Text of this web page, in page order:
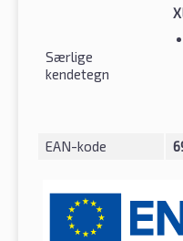
Særlige
kendetegn
EAN-kode